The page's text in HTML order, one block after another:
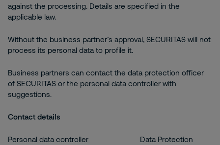
against the processing. Details are specified in the
applicable law.
Without the business partner’s approval, SECURITAS will not
process its personal data to profile it.
Business partners can contact the data protection officer
of SECURITAS or the personal data controller with
suggestions.
Contact details
Personal data controller
Data Protection